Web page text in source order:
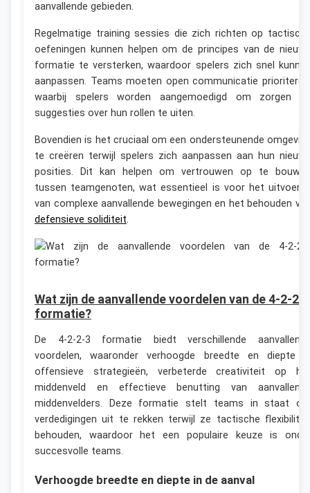
aanvallende gebieden.
Regelmatige training sessies die zich richten op
oefeningen kunnen helpen om de principes van de
formatie te versterken, waardoor spelers zich snel
aanpassen. Teams moeten open communicatie
waarbij spelers worden aangemoedigd om zorgen
suggesties over hun rollen te uiten.
Bovendien is het cruciaal om een ondersteunende
te creëren terwijl spelers zich aanpassen aan hun
posities. Dit kan helpen om vertrouwen op te
tussen teamgenoten, wat essentieel is voor het
van complexe aanvallende bewegingen en het behouden
defensieve soliditeit.
Wat zijn de aanvallende voordelen van de 4-2-2-3
formatie?
De 4-2-2-3 formatie biedt verschillende
voordelen, waaronder verhoogde breedte en diepte
offensieve strategieën, verbeterde creativiteit op
middenveld en effectieve benutting van
middenvelders. Deze formatie stelt teams in staat
verdedigingen uit te rekken terwijl ze tactische
behouden, waardoor het een populaire keuze is
succesvolle teams.
Verhoogde breedte en diepte in de aanval